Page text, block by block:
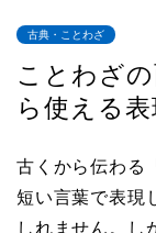
古典・ことわざ
ことわざ
ら使える
古くから伝わる
短い言葉で表現
しれません。し